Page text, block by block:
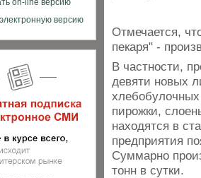
Отмечается,
пекаря" -
В частности,
девяти новых
пирожки,
находятся в
предприятия
Суммарно
тонн в сутки.